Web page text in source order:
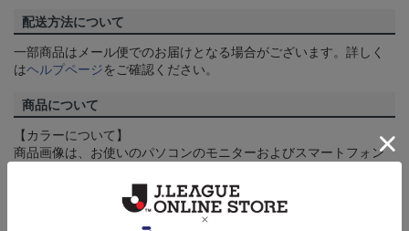
配送方法について
一部商品はメール便でのお届けとなる場合がございます。詳しく
はヘルプページをご確認ください。
商品について
【カラーについて】
商品画像は、お使いのパソコンのモニターおよびスマートフォン
て見える場合がございます。あらかじめご了承ください。